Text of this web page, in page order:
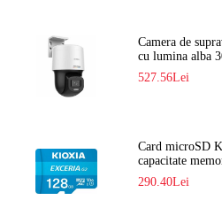
Camera de
cu lumina alba
DS-
527.56Lei
Card microSD
capacitate
290.40Lei